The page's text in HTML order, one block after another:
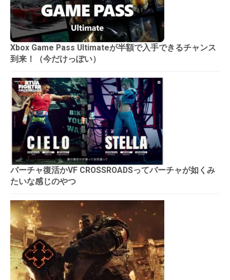
Xbox Game Pass Ultimateが半額で入手できるチャンス
到来！（今だけっぽい）
バーチャ復活かVF CROSSROADSってバーチャが如くみ
たいな感じのやつ